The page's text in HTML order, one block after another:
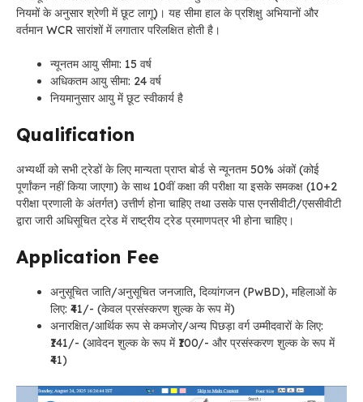
नियमों के अनुसार श्रेणी में छूट लागू)। यह सीमा हाल के प्रशिक्षु अभियानों और
वर्तमान WCR सारांशों में लगातार परिलक्षित होती है।
न्यूनतम आयु सीमा: 15 वर्ष
अधिकतम आयु सीमा: 24 वर्ष
नियमानुसार आयु में छूट स्वीकार्य है
Qualification
अभ्यर्थी को सभी ट्रेडों के लिए मान्यता प्राप्त बोर्ड से न्यूनतम 50% अंकों (कोई
पूर्णांकन नहीं किया जाएगा) के साथ 10वीं कक्षा की परीक्षा या इसके समकक्ष (10+2
परीक्षा प्रणाली के अंतर्गत) उत्तीर्ण होना चाहिए तथा उसके पास एनसीवीटी/एससीवीटी
द्वारा जारी अधिसूचित ट्रेड में राष्ट्रीय ट्रेड प्रमाणपत्र भी होना चाहिए।
Application Fee
अनुसूचित जाति/अनुसूचित जनजाति, दिव्यांगजन (PwBD), महिलाओं के
लिए: ₹41/- (केवल प्रसंस्करण शुल्क के रूप में)
अनारक्षित/आर्थिक रूप से कमजोर/अन्य पिछड़ा वर्ग उम्मीदवारों के लिए:
₹141/- (आवेदन शुल्क के रूप में ₹100/- और प्रसंस्करण शुल्क के रूप में
₹41)